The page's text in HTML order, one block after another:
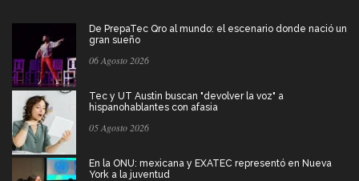
De PrepaTec Qro al mundo: el escenario donde nació un
gran sueño
06 Agosto 2026
Tec y UT Austin buscan "devolver la voz" a
hispanohablantes con afasia
05 Agosto 2026
En la ONU: mexicana y EXATEC representó en Nueva
York a la juventud